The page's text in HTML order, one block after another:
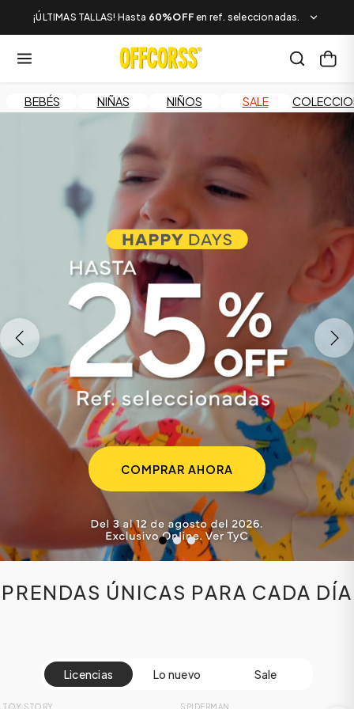
¡ÚLTIMAS TALLAS! Hasta 60%OFF en ref. seleccionadas.
BEBÉS NIÑAS NIÑOS SALE
COMPRAR AHORA
PRENDAS ÚNICAS PARA CADA DÍA
Licencias Lo nuevo Sale
TOY STORY SPIDERMAN